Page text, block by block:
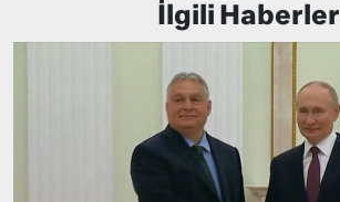
İlgili Haberler